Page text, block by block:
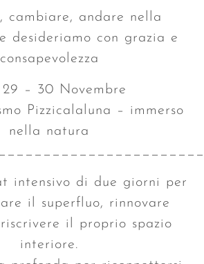
cambiare, andare nella
desideriamo con grazia e
consapevolezza
29 – 30 Novembre
Pizzicalaluna – immerso
nella natura
intensivo di due giorni per
il superfluo, rinnovare
il proprio spazio
interiore.